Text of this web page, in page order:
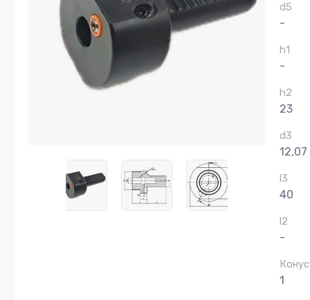
d5
-
h1
-
h2
23
d3
12,07
l3
40
l2
-
1